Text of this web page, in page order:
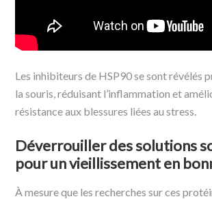
Les inhibiteurs de HSP90 se sont révélés
la souris, réduisant l’inflammation et
résistance aux blessures liées au stress.
Déverrouiller des solutions
pour un vieillissement en
À mesure que les recherches sur ces